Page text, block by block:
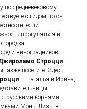
по средневековому
с гидом, то он
если
прогуляться и
городка.
виноградников
Строцци —
посетите. Здесь
— Наталья и Ирина,
с русскими корнями.
Моны Лизы в